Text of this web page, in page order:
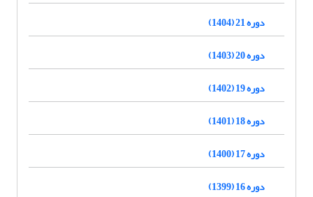
دوره 21 (1404)
دوره 20 (1403)
دوره 19 (1402)
دوره 18 (1401)
دوره 17 (1400)
دوره 16 (1399)